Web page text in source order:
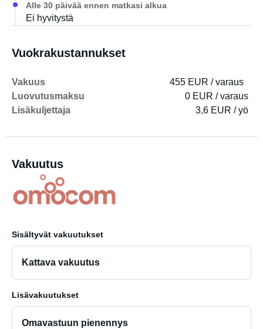
Alle 30 päivää ennen matkasi alkua
Ei hyvitystä
Vuokrakustannukset
Vakuus
455 EUR / varaus
Luovutusmaksu
0 EUR / varaus
Lisäkuljettaja
3,6 EUR / yö
Vakuutus
Sisältyvät vakuutukset
Kattava vakuutus
Lisävakuutukset
Omavastuun pienennys